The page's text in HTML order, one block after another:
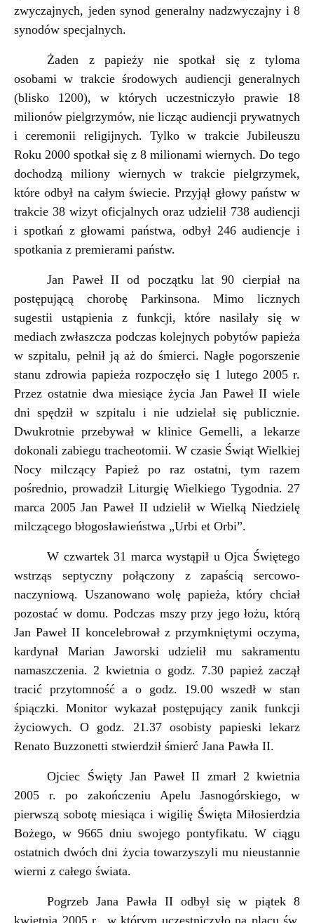
zwyczajnych, jeden synod generalny nadzwyczajny i 8
synodów specjalnych.
Żaden z papieży nie spotkał się z tyloma
osobami w trakcie środowych audiencji generalnych
(blisko 1200), w których uczestniczyło prawie 18
milionów pielgrzymów, nie licząc audiencji prywatnych
i ceremonii religijnych. Tylko w trakcie Jubileuszu
Roku 2000 spotkał się z 8 milionami wiernych. Do tego
dochodzą miliony wiernych w trakcie pielgrzymek,
które odbył na całym świecie. Przyjął głowy państw w
trakcie 38 wizyt oficjalnych oraz udzielił 738 audiencji
i spotkań z głowami państwa, odbył 246 audiencje i
spotkania z premierami państw.
Jan Paweł II od początku lat 90 cierpiał na
postępującą chorobę Parkinsona. Mimo licznych
sugestii ustąpienia z funkcji, które nasilały się w
mediach zwłaszcza podczas kolejnych pobytów papieża
w szpitalu, pełnił ją aż do śmierci. Nagłe pogorszenie
stanuzdrowia papieża rozpoczęło się 1 lutego 2005 r.
Przez ostatnie dwa miesiące życia Jan Paweł II wiele
dni spędził w szpitalu i nie udzielał się publicznie.
Dwukrotnie przebywał w klinice Gemelli, a lekarze
dokonali zabiegu tracheotomii. W czasie Świąt Wielkiej
Nocy milczący Papież po raz ostatni, tym razem
pośrednio, prowadził Liturgię Wielkiego Tygodnia. 27
marca 2005 Jan Paweł II udzielił w Wielką Niedzielę
milczącego błogosławieństwa „Urbi et Orbi”.
W czwartek 31 marca wystąpił u Ojca Świętego
wstrząs septycznypołączony z zapaścią sercowo-
naczyniową. Uszanowano wolę papieża, który chciał
pozostać w domu. Podczas mszy przy jego łożu, którą
Jan Paweł II koncelebrował z przymkniętymi oczyma,
kardynał Marian Jaworski udzielił mu sakramentu
namaszczenia. 2 kwietnia o godz. 7.30 papież zaczął
tracić przytomność a o godz. 19.00 wszedł w stan
śpiączki. Monitor wykazał postępujący zanik funkcji
życiowych. O godz. 21.37 osobisty papieski lekarz
Renato Buzzonetti stwierdził śmierć Jana Pawła II.
Ojciec Święty Jan Paweł II zmarł 2 kwietnia
2005 r. po zakończeniu Apelu Jasnogórskiego, w
pierwszą sobotę miesiąca i wigilię Święta Miłosierdzia
Bożego, w 9665 dniu swojego pontyfikatu. W ciągu
ostatnich dwóch dni życia towarzyszyli mu nieustannie
wierni z całego świata.
Pogrzeb Jana Pawła II odbył się w piątek 8